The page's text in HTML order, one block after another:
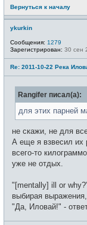
Вернуться к началу
ykurkin
Сообщения: 1279
Зарегистрирован: 30 сен
Re: 2011-10-22 Река
Rangifer писал(а):
для этих парней
не скажи, не для
А еще я взвесил их
всего-то
уже не отдых.
"[mentally] ill or
выбирая
"Да, Иловай!" -